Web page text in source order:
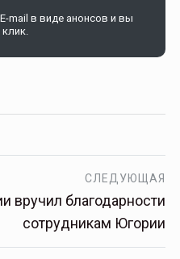
mail в виде анонсов и вы
СЛЕДУЮЩАЯ
вручил благодарности
сотрудникам Югории